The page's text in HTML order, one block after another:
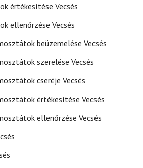
értékesítése Vecsés
ellenőrzése Vecsés
beüzemelése Vecsés
szerelése Vecsés
cseréje Vecsés
értékesítése Vecsés
ellenőrzése Vecsés